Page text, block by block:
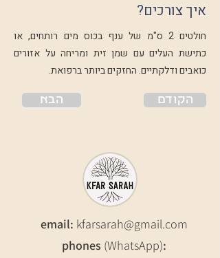
איך צורכים?
חולטים 2 ס"מ של ענף בכוס מים רותחים, או
כתישת העלים עם שמן זית ומריחה על אזורים
כואבים ודלקתיים. החזקים ביותר ברפואת.
הבא הקודם
email: kfarsarah@gmail.com
phones (WhatsApp):